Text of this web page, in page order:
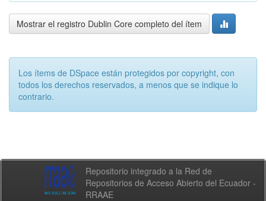
Mostrar el registro Dublin Core completo del ítem
Los ítems de DSpace están protegidos por copyright, con
todos los derechos reservados, a menos que se indique lo
contrario.
Repositorio integrado a la Red de
Repositorios de Acceso Abierto del Ecuador -
RRAAE